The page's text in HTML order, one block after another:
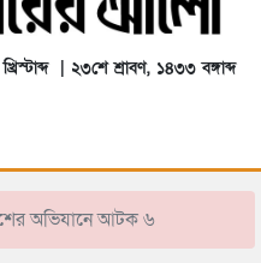
| ২৩শে শ্রাবণ, ১৪৩৩ বঙ্গাব্দ
অভিযানে আটক ৬